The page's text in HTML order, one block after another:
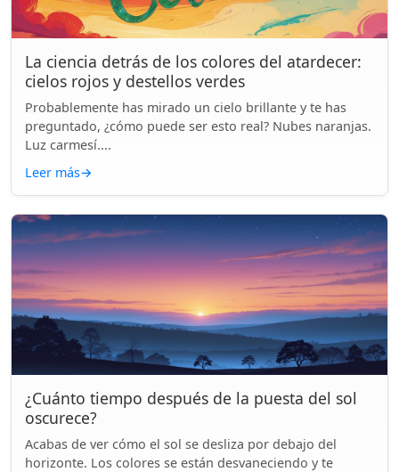
La ciencia detrás de los colores del atardecer:
cielos rojos y destellos verdes
Probablemente has mirado un cielo brillante y te has
preguntado, ¿cómo puede ser esto real? Nubes naranjas.
Luz carmesí....
Leer más→
¿Cuánto tiempo después de la puesta del sol
oscurece?
Acabas de ver cómo el sol se desliza por debajo del
horizonte. Los colores se están desvaneciendo y te